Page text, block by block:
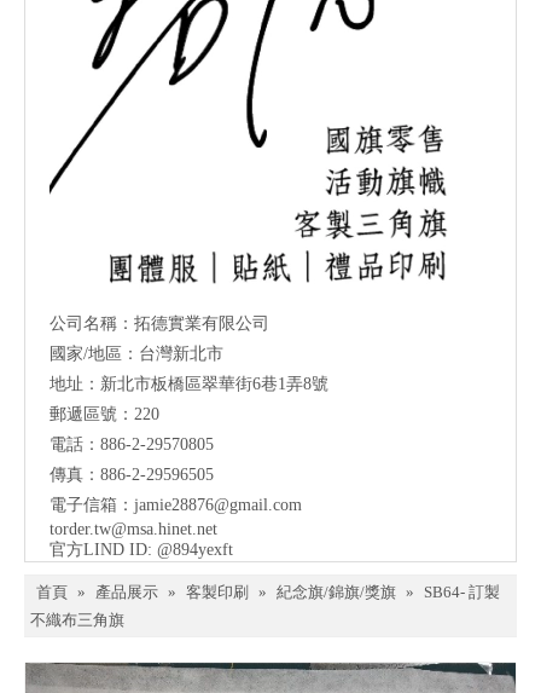
公司名稱：拓德實業有限公司
國家/地區：台灣新北市
地址：新北市板橋區翠華街6巷1弄8號
郵遞區號：220
電話：886-2-29570805
傳真：886-2-29596505
電子信箱： jamie28876@gmail.com
torder.tw@msa.hinet.net
官方LIND ID: @894yexft
首頁 » 產品展示 » 客製印刷 » 紀念旗/錦旗/獎旗 »
SB64- 訂製
不織布三角旗